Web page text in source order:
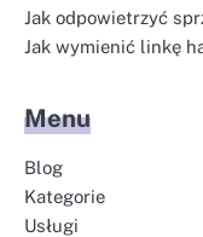
Jak odpowietrzyć
Jak wymienić linkę
Menu
Blog
Kategorie
Usługi